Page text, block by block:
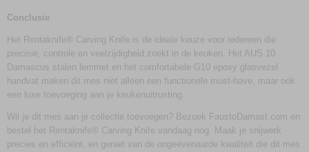
Conclusie
Het Rentaknife® Carving Knife is de ideale keuze voor iedereen die
precisie, controle en veelzijdigheid zoekt in de keuken. Het AUS 10
Damascus stalen lemmet en het comfortabele G10 epoxy glasvezel
handvat maken dit mes niet alleen een functionele must-have, maar ook
een luxe toevoeging aan je keukenuitrusting.
Wil je dit mes aan je collectie toevoegen? Bezoek FaustoDamast.com en
bestel het Rentaknife® Carving Knife vandaag nog. Maak je snijwerk
precies en efficiënt, en geniet van de ongeëvenaarde kwaliteit die dit mes